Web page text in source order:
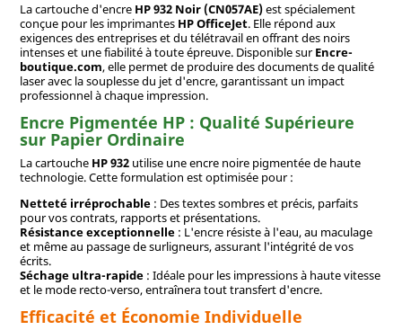
La cartouche d'encre HP 932 Noir (CN057AE)est spécialement
conçue pour les imprimantes HP OfficeJet. Elle répond aux
exigences des entreprises et du télétravail en offrant des noirs
intenses et une fiabilité à toute épreuve. Disponible surEncre-
boutique.com, elle permet de produire des documents de qualité
laser avec la souplesse du jet d'encre, garantissant un impact
professionnel à chaque impression.
Encre Pigmentée HP : Qualité Supérieure
sur Papier Ordinaire
La cartouche HP 932utilise une encre noire pigmentée de haute
technologie. Cette formulation est optimisée pour :
Netteté irréprochable: Des textes sombres et précis, parfaits
pour vos contrats, rapports et présentations.
Résistance exceptionnelle: L'encre résiste à l'eau, au maculage
et même au passage de surligneurs, assurant l'intégrité de vos
écrits.
Séchage ultra-rapide: Idéale pour les impressions à haute vitesse
et le mode recto-verso, entraînera tout transfert d'encre.
Efficacité et Économie Individuelle